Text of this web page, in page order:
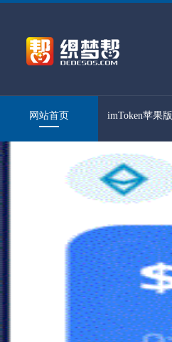
网站首页 imToken苹果版